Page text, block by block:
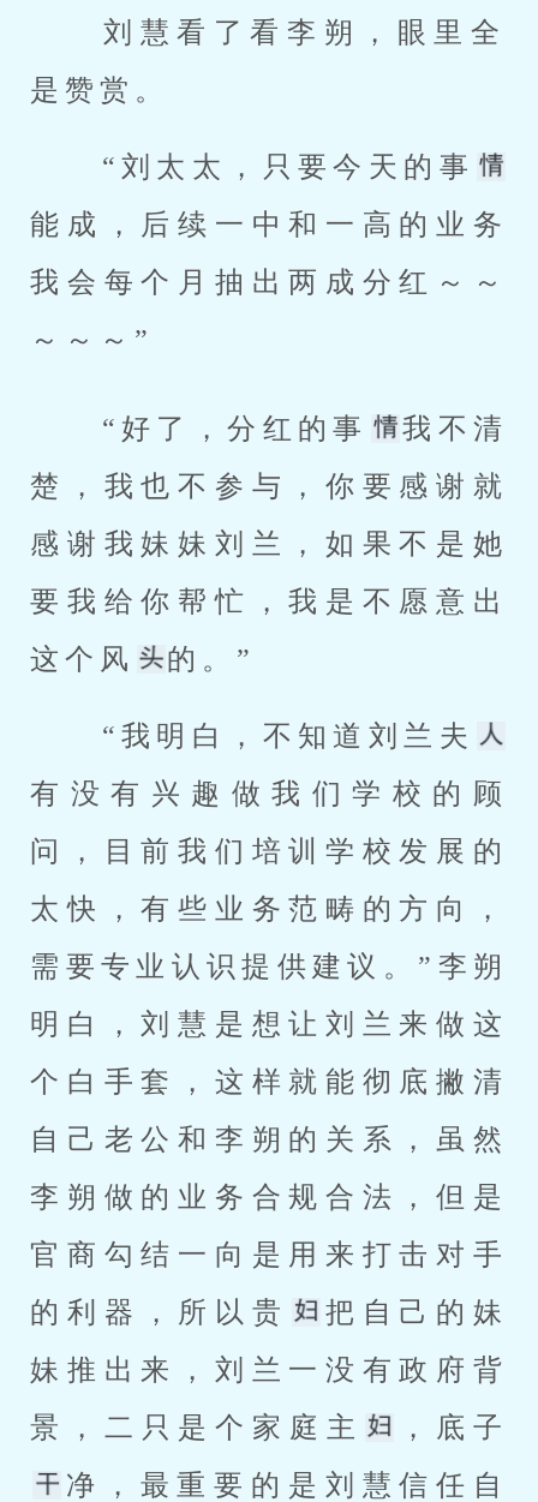
是赞赏。
“刘太太，只要今天的事
能成，后续一中和一高的业务
我会每个月抽出两成分红～～
～～～”
“好了，分红的事
我不清
楚，我也不参与，你要感谢就
感谢我妹妹刘兰，如果不是她
要我给你帮忙，我是不愿意出
这个风
的。”
“我明白，不知道刘兰夫
有没有兴趣做我们学校的顾
问，目前我们培训学校发展的
太快，有些业务范畴的方向，
需要专业认识提供建议。”李朔
明白，刘慧是想让刘兰来做这
个白手套，这样就能彻底撇清
自己老公和李朔的关系，虽然
李朔做的业务合规合法，但是
官商勾结一向是用来打击对手
的利器，所以贵
把自己的妹
妹推出来，刘兰一没有政府背
景，二只是个家庭主
，底子
净，最重要的是刘慧信任自